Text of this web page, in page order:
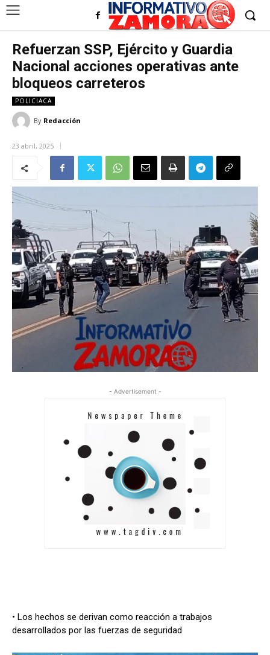
Refuerzan SSP, Ejército y Guardia
Nacional acciones operativas ante
bloqueos carreteros
POLICIACA
By Redacción
23 abril, 2025
- Advertisement -
• Los hechos se derivan como reacción a trabajos
desarrollados por las fuerzas de seguridad